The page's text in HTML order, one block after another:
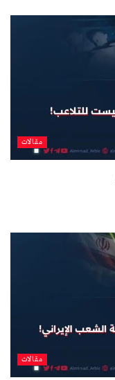
مقالات
مقالات